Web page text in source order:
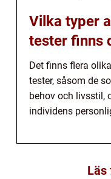
Vilka typer
tester finns
Det finns flera
tester, såsom de
behov och livsstil,
individens
Läs